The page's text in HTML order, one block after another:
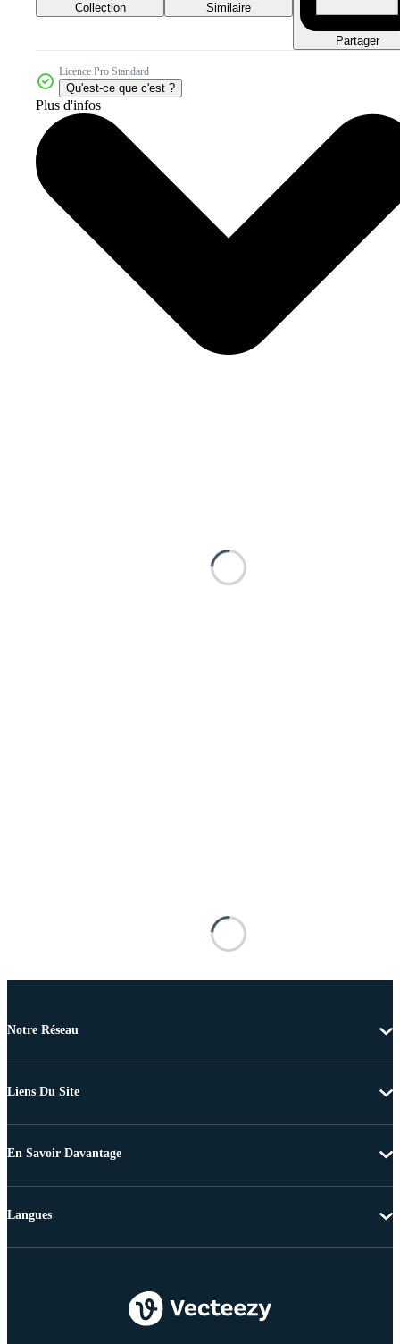
Collection Similaire
Partager
Licence Pro Standard
Qu'est-ce que c'est ?
Plus d'infos
Notre Réseau
Liens Du Site
En Savoir Davantage
Langues